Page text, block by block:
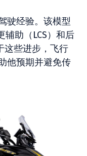
驶经验。该模型
辅助（LCS）和后
这些进步，飞行
他预期并避免传